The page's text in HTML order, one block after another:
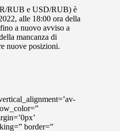
RUB e USD/RUB) è
alle 18:00 ora della
a nuovo avviso a
mancanza di
nuove posizioni.
border=”